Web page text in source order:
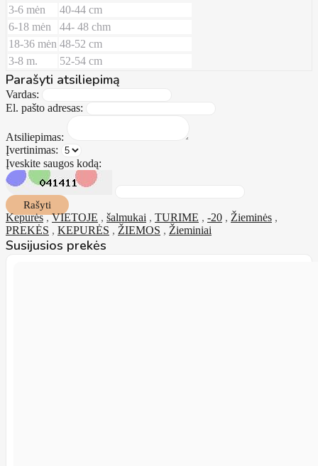
3-6 mėn
40-44 cm
6-18 mėn
44- 48 chm
18-36 mėn 48-52 cm
3-8 m.
52-54 cm
Parašyti atsiliepimą
Vardas:
El. pašto adresas:
Atsiliepimas:
Įvertinimas:
Įveskite saugos kodą:
Rašyti
Kepurės,VIETOJE , šalmukai , TURIME , -20 , Žieminės ,
PREKĖS , KEPURĖS , ŽIEMOS , Žieminiai
Susijusios prekės